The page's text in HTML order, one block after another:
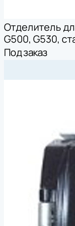
Отделитель
G500, G530,
Под заказ